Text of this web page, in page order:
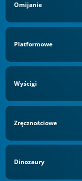
Omijanie
Platformowe
Wyścigi
Zręcznościowe
Dinozaury